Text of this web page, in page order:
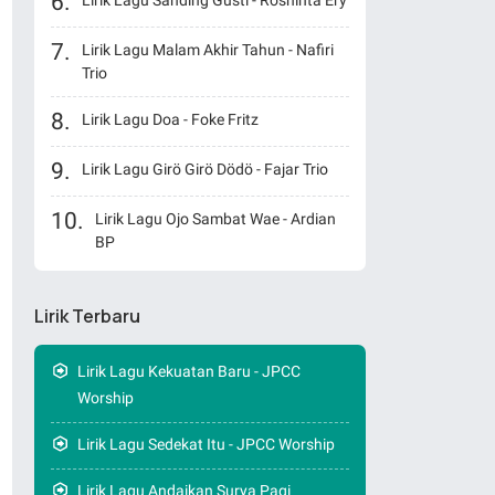
Lirik Lagu Malam Akhir Tahun - Nafiri
Trio
Lirik Lagu Doa - Foke Fritz
Lirik Lagu Girö Girö Dödö - Fajar Trio
Lirik Lagu Ojo Sambat Wae - Ardian
BP
Lirik Terbaru
Lirik Lagu Kekuatan Baru - JPCC
Worship
Lirik Lagu Sedekat Itu - JPCC Worship
Lirik Lagu Andaikan Surya Pagi